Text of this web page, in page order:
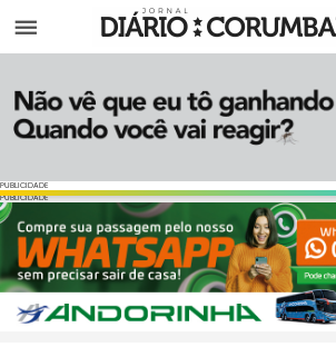
Menu
PUBLICIDADE
PUBLICIDADE